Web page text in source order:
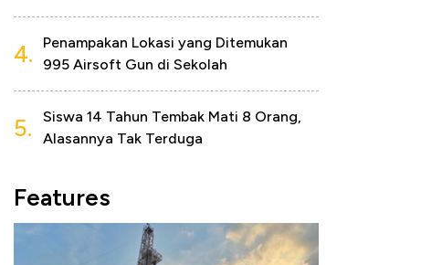
4.
Penampakan Lokasi yang Ditemukan
995 Airsoft Gun di Sekolah
5.
Siswa 14 Tahun Tembak Mati 8 Orang,
Alasannya Tak Terduga
Features